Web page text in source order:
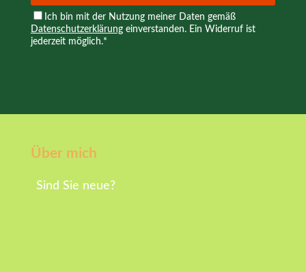
Ich bin mit der Nutzung meiner Daten gemäß
Datenschutzerklärungeinverstanden. Ein Widerruf ist
jederzeit möglich.*
Über mich
Sind Sie neue?